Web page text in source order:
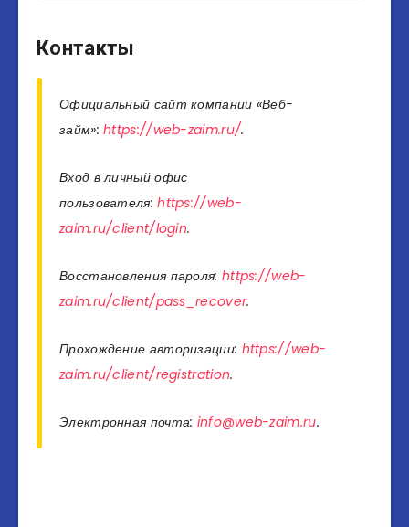
Контакты
Официальный сайт компании «Веб-
займ»:https://web-zaim.ru/.
Вход в личный офис
пользователя:https://web-
zaim.ru/client/login.
Восстановления пароля: https://web-
zaim.ru/client/pass_recover.
Прохождение авторизации: https://web-
zaim.ru/client/registration.
Электронная почта: info@web-zaim.ru.